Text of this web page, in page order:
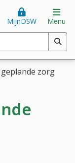
voor je.
MijnDSW Menu
zorg